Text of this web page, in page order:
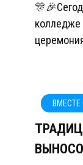
колледже
ВМЕСТЕ